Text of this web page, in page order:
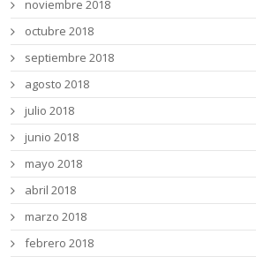
noviembre 2018
octubre 2018
septiembre 2018
agosto 2018
julio 2018
junio 2018
mayo 2018
abril 2018
marzo 2018
febrero 2018